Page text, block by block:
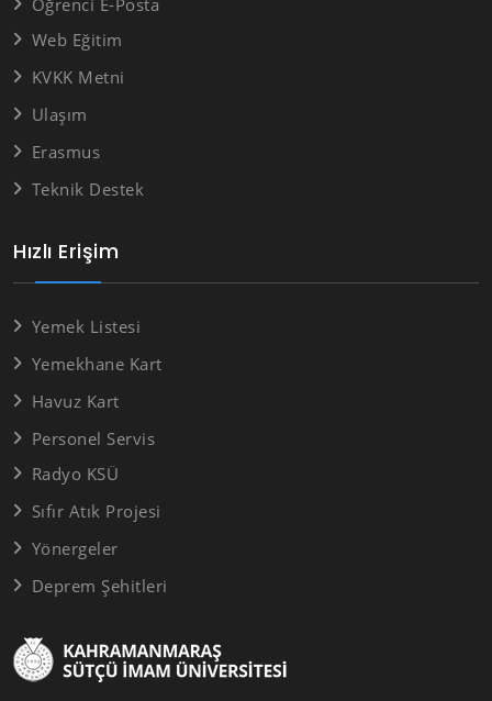
Hızlı Erişim
Yemek Listesi
Yemekhane Kart
Havuz Kart
Personel Servis
Radyo KSÜ
Sıfır Atık Projesi
Yönergeler
Deprem Şehitleri
Öğrenci E-Posta
Web Eğitim
KVKK Metni
Ulaşım
Erasmus
Teknik Destek